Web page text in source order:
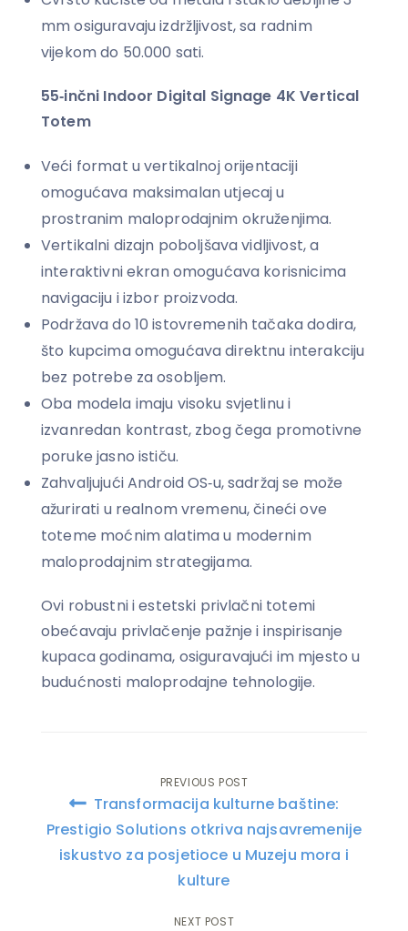
mm osiguravaju izdržljivost, sa radnim
vijekom do 50.000 sati.
55‑inčni Indoor Digital Signage 4K Vertical
Totem
Veći format u vertikalnoj orijentaciji
omogućava maksimalan utjecaj u
prostranim maloprodajnim okruženjima.
Vertikalni dizajn poboljšava vidljivost, a
interaktivni ekran omogućava korisnicima
navigaciju i izbor proizvoda.
Podržava do 10 istovremenih tačaka dodira,
što kupcima omogućava direktnu interakciju
bez potrebe za osobljem.
Oba modela imaju visoku svjetlinu i
izvanredan kontrast, zbog čega promotivne
poruke jasno ističu.
Zahvaljujući Android OS‑u, sadržaj se može
ažurirati u realnom vremenu, čineći ove
toteme moćnim alatima u modernim
maloprodajnim strategijama.
Ovi robustni i estetski privlačni totemi
obećavaju privlačenje pažnje i inspirisanje
kupaca godinama, osiguravajući im mjesto u
budućnosti maloprodajne tehnologije.
Post
navigation
PREVIOUS POST
Transformacija kulturne baštine:
Prestigio Solutions otkriva najsavremenije
iskustvo za posjetioce u Muzeju mora i
kulture
NEXT POST